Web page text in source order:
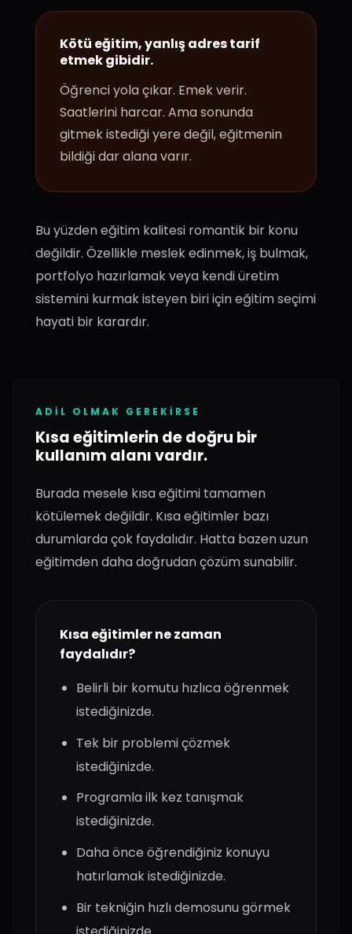
Kötü eğitim, yanlış adres tarif
etmek gibidir.
Öğrenci yola çıkar. Emek verir.
Saatlerini harcar. Ama sonunda
gitmek istediği yere değil, eğitmenin
bildiği dar alana varır.
Bu yüzden eğitim kalitesi romantik bir konu
değildir. Özellikle meslek edinmek, iş bulmak,
portfolyo hazırlamak veya kendi üretim
sistemini kurmak isteyen biri için eğitim seçimi
hayati bir karardır.
ADIL OLMAK GEREKIRSE
Kısa eğitimlerin de doğru bir
kullanım alanı vardır.
Burada mesele kısa eğitimi tamamen
kötülemek değildir. Kısa eğitimler bazı
durumlarda çok faydalıdır. Hatta bazen uzun
eğitimden daha doğrudan çözüm sunabilir.
Kısa eğitimler ne zaman
faydalıdır?
Belirli bir komutu hızlıca öğrenmek
istediğinizde.
Tek bir problemi çözmek
istediğinizde.
Programla ilk kez tanışmak
istediğinizde.
Daha önce öğrendiğiniz konuyu
hatırlamak istediğinizde.
Bir tekniğin hızlı demosunu görmek